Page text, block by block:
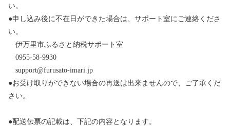
い。
●申し込み後に不在日ができた場合は、サポート室にご連絡くださ
い。
伊万里市ふるさと納税サポート室
0955-58-9930
support@furusato-imari.jp
●お受け取りができない場合の再送は出来ませんので、ご了承くだ
さい。
●配送伝票の記載は、下記の内容となります。